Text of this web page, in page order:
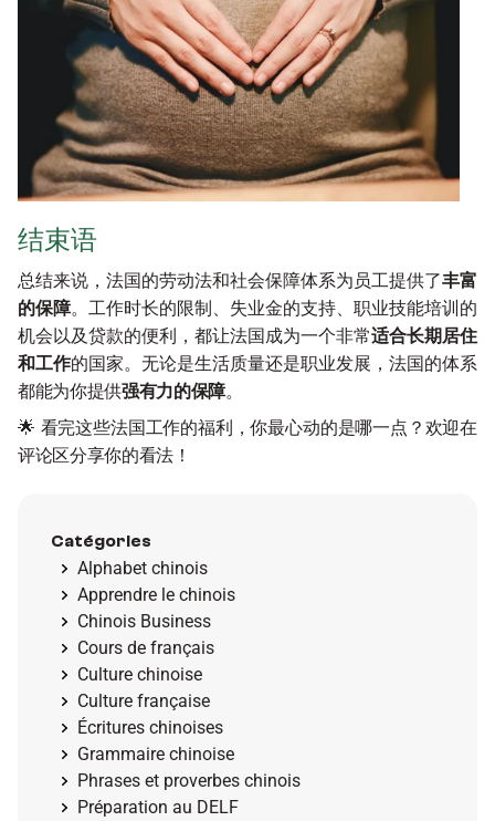
结束语
总结来说，法国的劳动法和社会保障体系为员工提供了丰富
的保障。工作时长的限制、失业金的支持、职业技能培训的
机会以及贷款的便利，都让法国成为一个非常适合长期居住
和工作的国家。无论是生活质量还是职业发展，法国的体系
都能为你提供强有力的保障。
🌟 看完这些法国工作的福利，你最心动的是哪一点？欢迎在
评论区分享你的看法！
Catégories
Alphabet chinois
Apprendre le chinois
Chinois Business
Cours de français
Culture chinoise
Culture française
Écritures chinoises
Grammaire chinoise
Phrases et proverbes chinois
Préparation au DELF